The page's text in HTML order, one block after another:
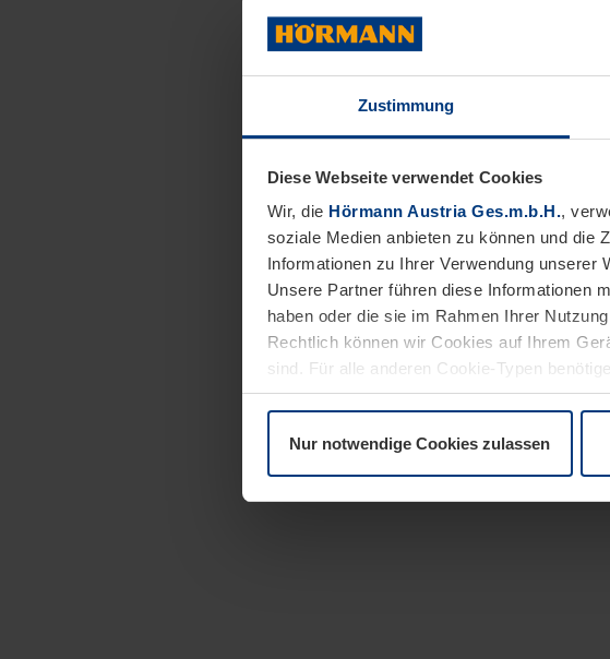
Zustimmung
Diese Webseite verwendet Cookies
Wir, die Hörmann Austria Ges.m.b.H.,
soziale Medien anbieten zu können und die
Informationen zu Ihrer Verwendung unserer
Unsere Partner führen diese Informationen
haben oder die sie im Rahmen Ihrer
Rechtlich können wir Cookies auf Ihrem
sind. Für alle anderen Cookie-Typen
Erläuterung auf der Seite
Nur notwendige Cookies zulassen